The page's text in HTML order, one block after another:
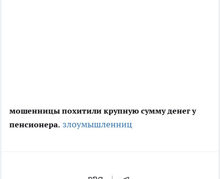
мошенницы похитили крупную сумму денег у
пенсионера. злоумышленниц